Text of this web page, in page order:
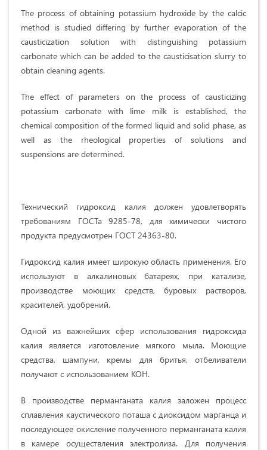
The process of obtaining potassium hydroxide by the calcic
method is studied differing by further evaporation of the
causticization solution with distinguishing potassium
carbonate which can be added to the causticisation slurry to
obtain cleaning agents.
The effect of parameters on the process of causticizing
potassium carbonate with lime milk is established, the
chemical composition of the formed liquid and solid phase, as
well as the rheological properties of solutions and
suspensions are determined.
Технический гидроксид калия должен удовлетворять
требованиям ГОСТа 9285-78, для химически чистого
продукта предусмотрен ГОСТ 24363-80.
Гидроксид калия имеет широкую область применения. Его
используют в алкалиновых батареях, при катализе,
производстве моющих средств, буровых растворов,
красителей, удобрений.
Одной из важнейших сфер использования гидроксида
калия является изготовление мягкого мыла. Моющие
средства, шампуни, кремы для бритья, отбеливатели
получают с использованием КОН.
В производстве перманганата калия заложен процесс
сплавления каустического поташа с диоксидом марганца и
последующее окисление полученного перманганата калия
в камере осуществления электролиза. Для получения